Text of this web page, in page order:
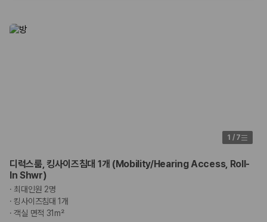
1 / 7
디럭스룸, 킹사이즈침대 1개 (Mobility/Hearing Access, Roll-
In Shwr)
· 최대인원 2명
·킹사이즈침대 1개
·객실 면적 31m²